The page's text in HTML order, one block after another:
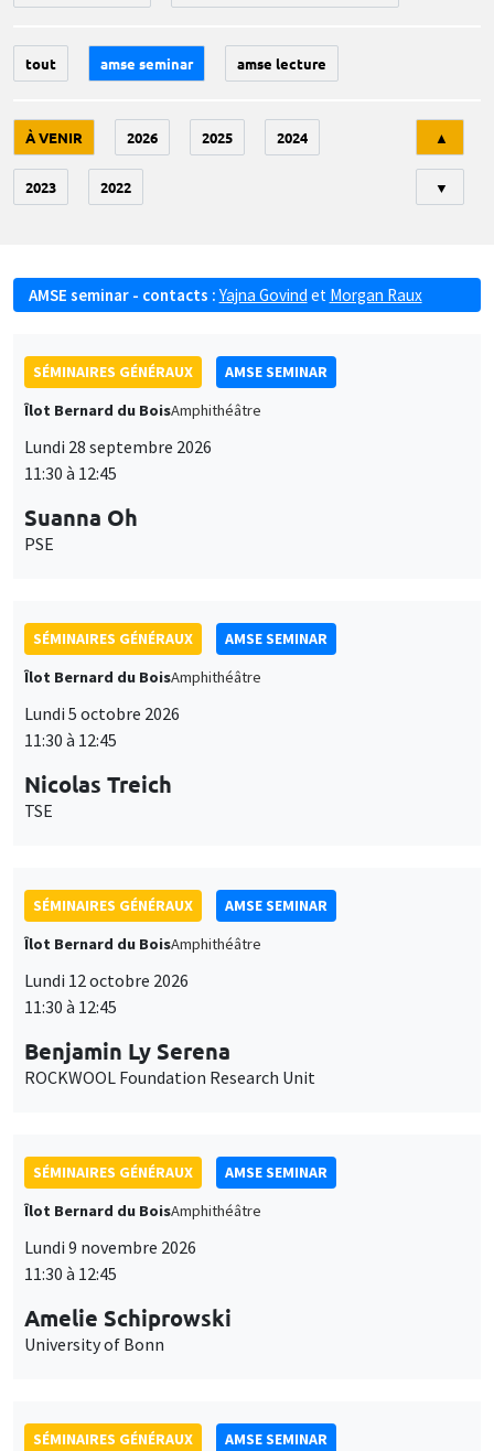
tout amse seminar amse lecture
À VENIR 2026 2025 2024
2023 2022
▲
▼
AMSE seminar - contacts : Yajna Govind et Morgan Raux
SÉMINAIRES GÉNÉRAUX
AMSE SEMINAR
Îlot Bernard du BoisAmphithéâtre
Lundi 28 septembre 2026
11:30 à 12:45
Suanna Oh
PSE
SÉMINAIRES GÉNÉRAUX
AMSE SEMINAR
Îlot Bernard du BoisAmphithéâtre
Lundi 5 octobre 2026
11:30 à 12:45
Nicolas Treich
TSE
SÉMINAIRES GÉNÉRAUX
AMSE SEMINAR
Îlot Bernard du BoisAmphithéâtre
Lundi 12 octobre 2026
11:30 à 12:45
Benjamin Ly Serena
ROCKWOOL Foundation Research Unit
SÉMINAIRES GÉNÉRAUX
AMSE SEMINAR
Îlot Bernard du BoisAmphithéâtre
Lundi 9 novembre 2026
11:30 à 12:45
Amelie Schiprowski
University of Bonn
SÉMINAIRES GÉNÉRAUX
AMSE SEMINAR